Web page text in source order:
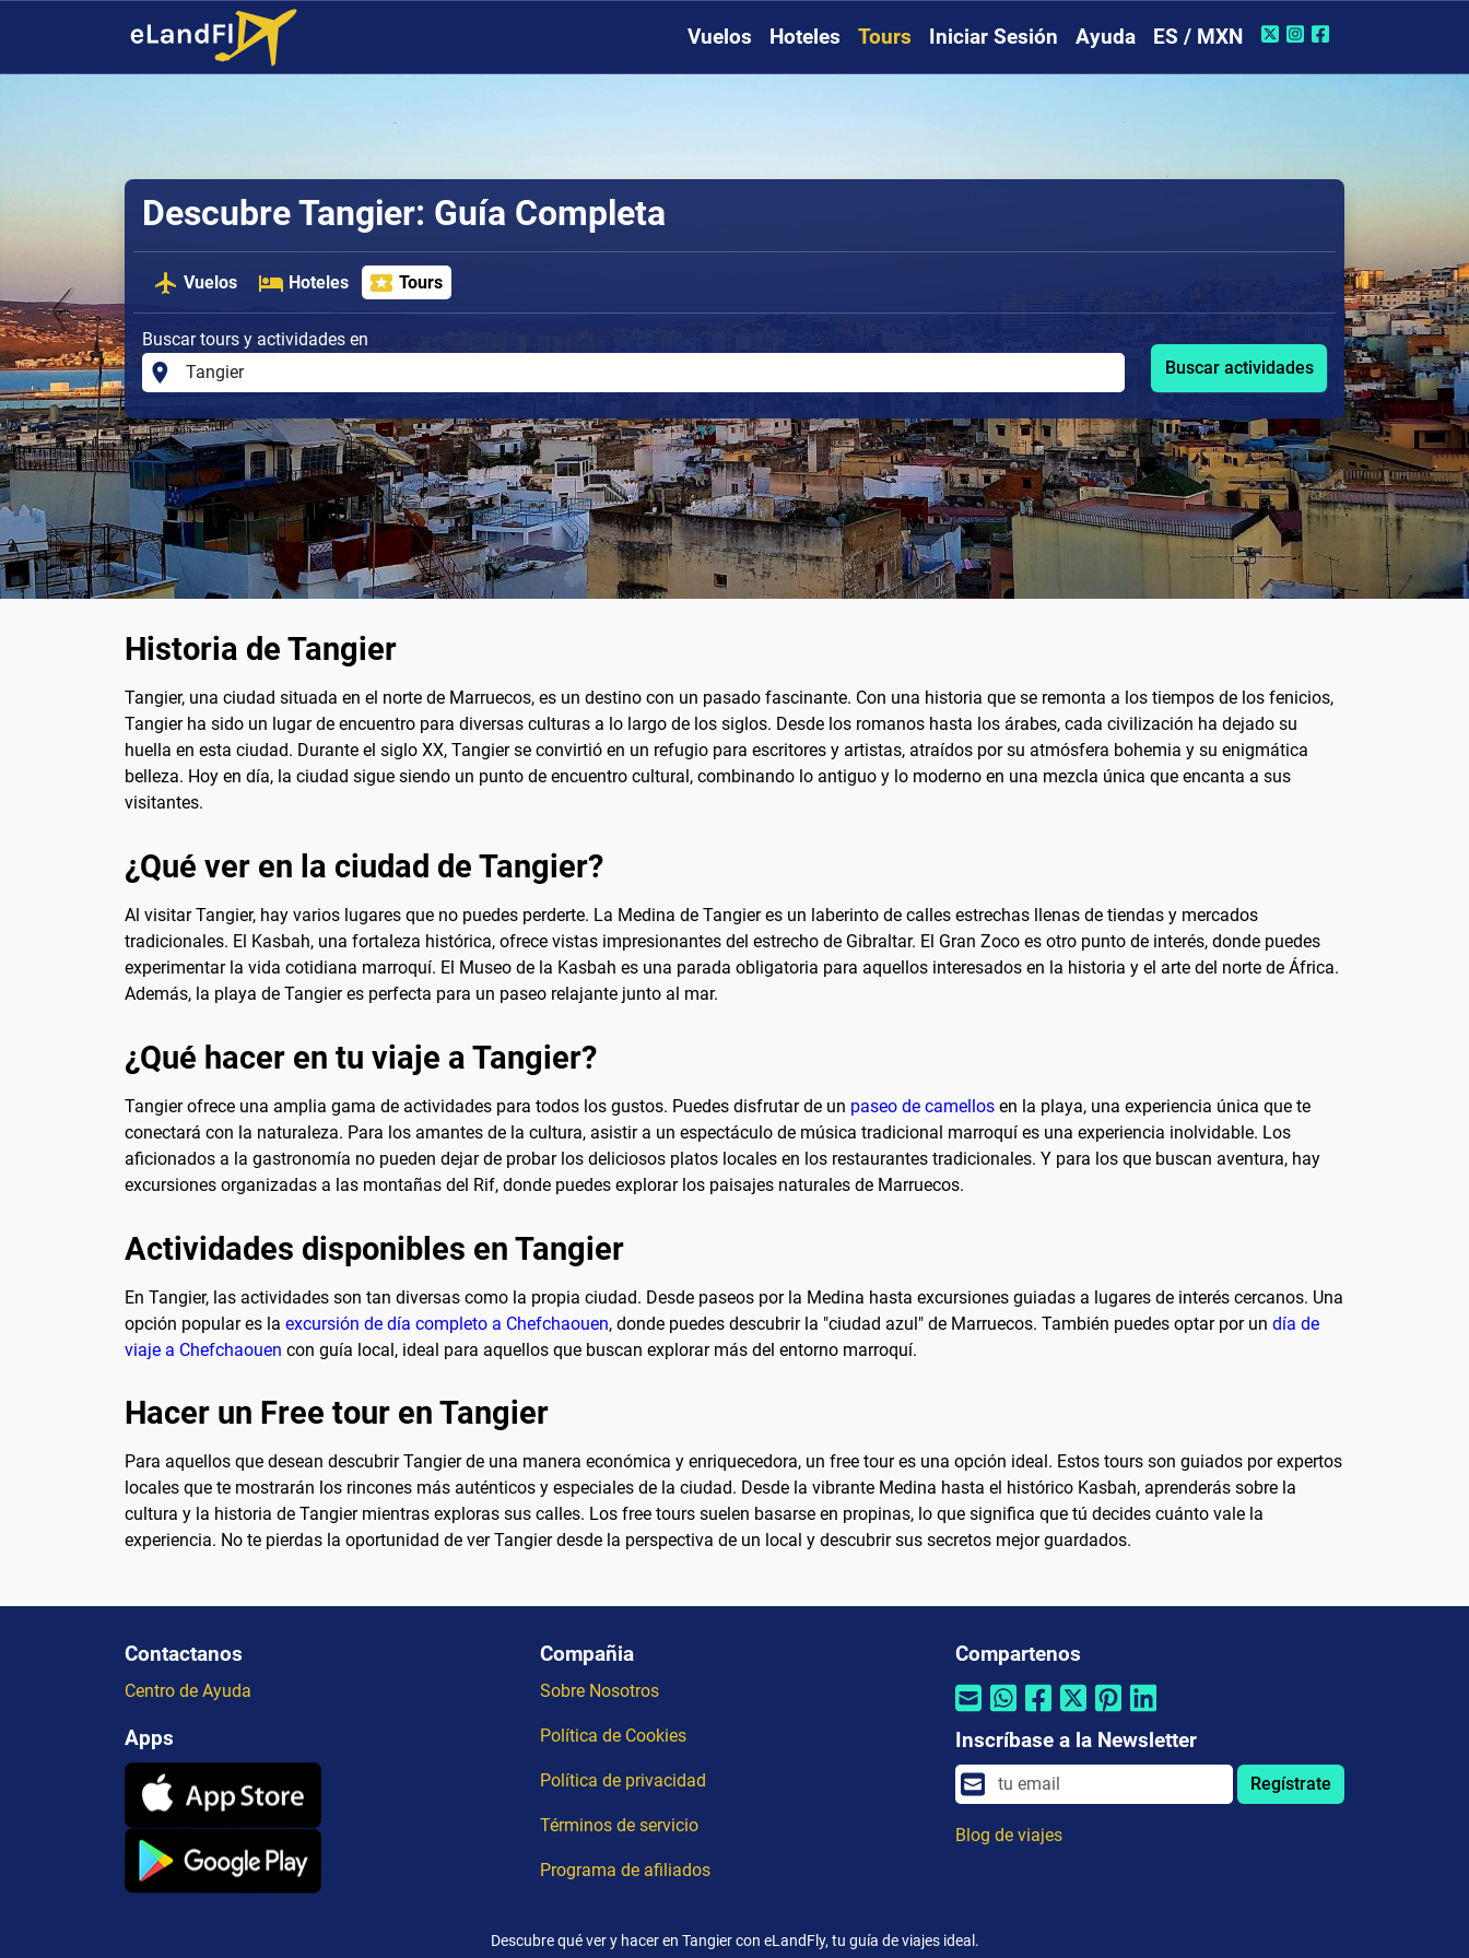
Vuelos Hoteles Tours Iniciar Sesión Ayuda ES / MXN
Descubre Tangier: Guía Completa
Vuelos Hoteles Tours
Buscar tours y actividades en
Buscar actividades
Historia de Tangier
Tangier, una ciudad situada en el norte de Marruecos, es un destino con un pasado fascinante. Con una historia que se remonta a los tiempos de los fenicios,
Tangier ha sido un lugar de encuentro para diversas culturas a lo largo de los siglos. Desde los romanos hasta los árabes, cada civilización ha dejado su
huella en esta ciudad. Durante el siglo XX, Tangier se convirtió en un refugio para escritores y artistas, atraídos por su atmósfera bohemia y su enigmática
belleza. Hoy en día, la ciudad sigue siendo un punto de encuentro cultural, combinando lo antiguo y lo moderno en una mezcla única que encanta a sus
visitantes.
¿Qué ver en la ciudad de Tangier?
Al visitar Tangier, hay varios lugares que no puedes perderte. La Medina de Tangier es un laberinto de calles estrechas llenas de tiendas y mercados
tradicionales. El Kasbah, una fortaleza histórica, ofrece vistas impresionantes del estrecho de Gibraltar. El Gran Zoco es otro punto de interés, donde puedes
experimentar la vida cotidiana marroquí. El Museo de la Kasbah es una parada obligatoria para aquellos interesados en la historia y el arte del norte de África.
Además, la playa de Tangier es perfecta para un paseo relajante junto al mar.
¿Qué hacer en tu viaje a Tangier?
Tangier ofrece una amplia gama de actividades para todos los gustos. Puedes disfrutar de un paseo de camellos en la playa, una experiencia única que te
conectará con la naturaleza. Para los amantes de la cultura, asistir a un espectáculo de música tradicional marroquí es una experiencia inolvidable. Los
aficionados a la gastronomía no pueden dejar de probar los deliciosos platos locales en los restaurantes tradicionales. Y para los que buscan aventura, hay
excursiones organizadas a las montañas del Rif, donde puedes explorar los paisajes naturales de Marruecos.
Actividades disponibles en Tangier
En Tangier, las actividades son tan diversas como la propia ciudad. Desde paseos por la Medina hasta excursiones guiadas a lugares de interés cercanos. Una
opción popular es la excursión de día completo a Chefchaouen, donde puedes descubrir la "ciudad azul" de Marruecos. También puedes optar por un día de
viaje a Chefchaouen con guía local, ideal para aquellos que buscan explorar más del entorno marroquí.
Hacer un Free tour en Tangier
Para aquellos que desean descubrir Tangier de una manera económica y enriquecedora, un free tour es una opción ideal. Estos tours son guiados por expertos
locales que te mostrarán los rincones más auténticos y especiales de la ciudad. Desde la vibrante Medina hasta el histórico Kasbah, aprenderás sobre la
cultura y la historia de Tangier mientras exploras sus calles. Los free tours suelen basarse en propinas, lo que significa que tú decides cuánto vale la
experiencia. No te pierdas la oportunidad de ver Tangier desde la perspectiva de un local y descubrir sus secretos mejor guardados.
Contactanos
Centro de Ayuda
Apps
Compañia
Sobre Nosotros
Política de Cookies
Política de privacidad
Términos de servicio
Programa de afiliados
Compartenos
Inscríbase a la Newsletter
Regístrate
Blog de viajes
Descubre qué ver y hacer en Tangier con eLandFly, tu guía de viajes ideal.